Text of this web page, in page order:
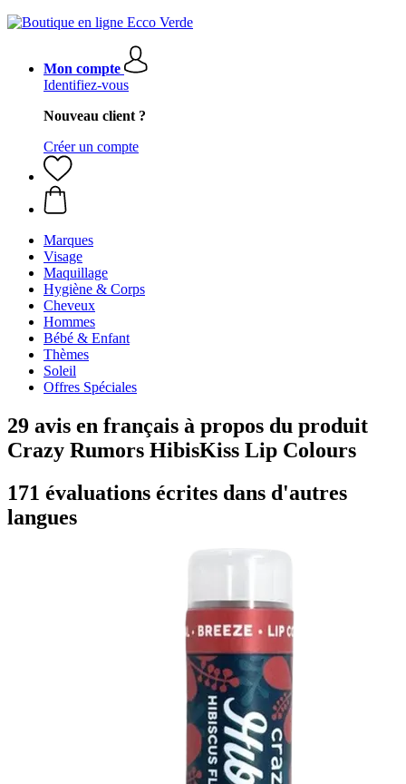
Mon compte
Identifiez-vous
Nouveau client ?
Créer un compte
Marques
Visage
Maquillage
Hygiène & Corps
Cheveux
Hommes
Bébé & Enfant
Thèmes
Soleil
Offres Spéciales
29 avis en français à propos du produit
Crazy Rumors HibisKiss Lip Colours
171 évaluations écrites dans d'autres
langues